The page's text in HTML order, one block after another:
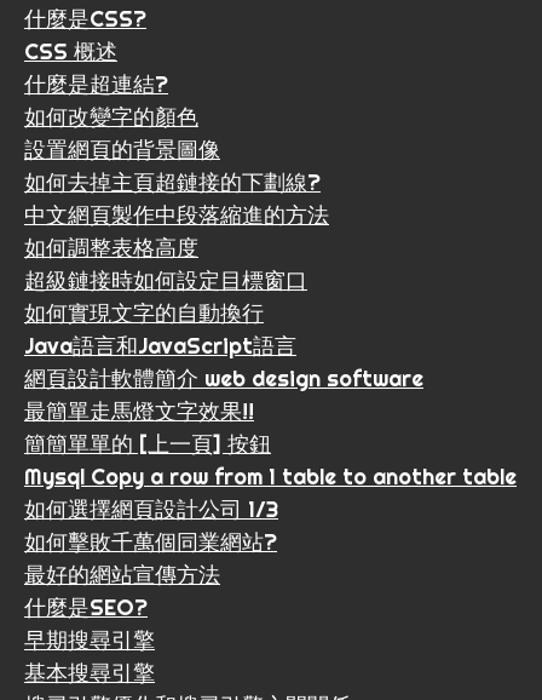
什麼是CSS?
CSS 概述
什麼是超連結?
如何改變字的顏色
設置網頁的背景圖像
如何去掉主頁超鏈接的下劃線?
中文網頁製作中段落縮進的方法
如何調整表格高度
超級鏈接時如何設定目標窗口
如何實現文字的自動換行
Java語言和JavaScript語言
網頁設計軟體簡介 web design software
最簡單走馬燈文字效果!!
簡簡單單的 [上一頁] 按鈕
Mysql Copy a row from 1 table to another table
如何選擇網頁設計公司 1/3
如何擊敗千萬個同業網站?
最好的網站宣傳方法
什麼是SEO?
早期搜尋引擎
基本搜尋引擎